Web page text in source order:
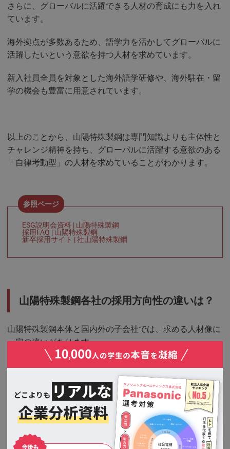
さらに、グローバルに活躍できる人材の育成にも力を入れ
ています。
海外拠点が多数あるため、語学力を活かしてグローバルに
活躍したいという意欲を持つ人材を求めています。
新入社員全員を対象とした海外語学研修や、海外駐在・留
学の機会も豊富に用意されています。
以上のことから、山陽特殊製鋼は専門知識よりも主体性と
チャレンジ精神を持ち、グローバルに活躍する意欲のある
「自律考動型」の人材を求めていることがわかります。
ESG説明会資料 | 山陽特殊製鋼
採用FAQ | 山陽特殊製鋼
新卒採用サイト | 社山陽特殊製鋼
山陽特殊製鋼各社の採用方向性の違いは？
山陽特殊製鋼本体と国内外の子会社では、求める人材像に
一定の違いがあります。
ます。主体性とチャレンジ精神を持ち、自ら考え行動でき
る人材を重視しており、特殊鋼の知識や金属材料の専門性
は入社時に必須としていません。
知識は入社後の現場実習や研修等で身につけることができ
るとしています。また、グローバルに活躍したいという意